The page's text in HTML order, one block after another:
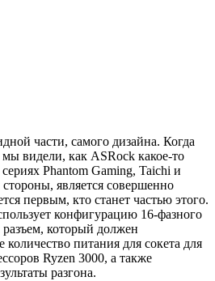
части, самого дизайна. Когда
мы видели, как ASRock какое-то
Phantom Gaming, Taichi и
является совершенно
первым, кто станет частью этого.
конфигурацию 16-фазного
который должен
количество питания для сокета для
Ryzen 3000, а также
разгона.